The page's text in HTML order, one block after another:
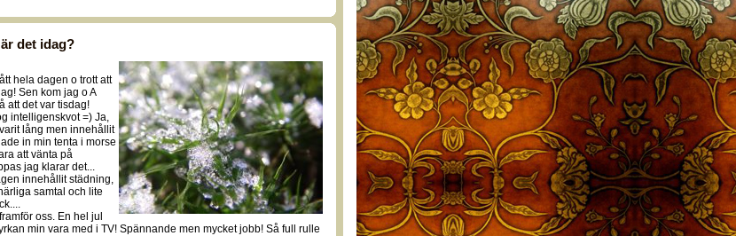
det idag?
hela dagen o trott att
Sen kom jag o A
att det var tisdag!
intelligenskvot =) Ja,
lång men innehållit
in min tenta i morse
att vänta på
jag klarar det...
innehållit städning,
samtal och lite
oss. En hel jul
min vara med i TV! Spännande men mycket jobb! Så full rulle